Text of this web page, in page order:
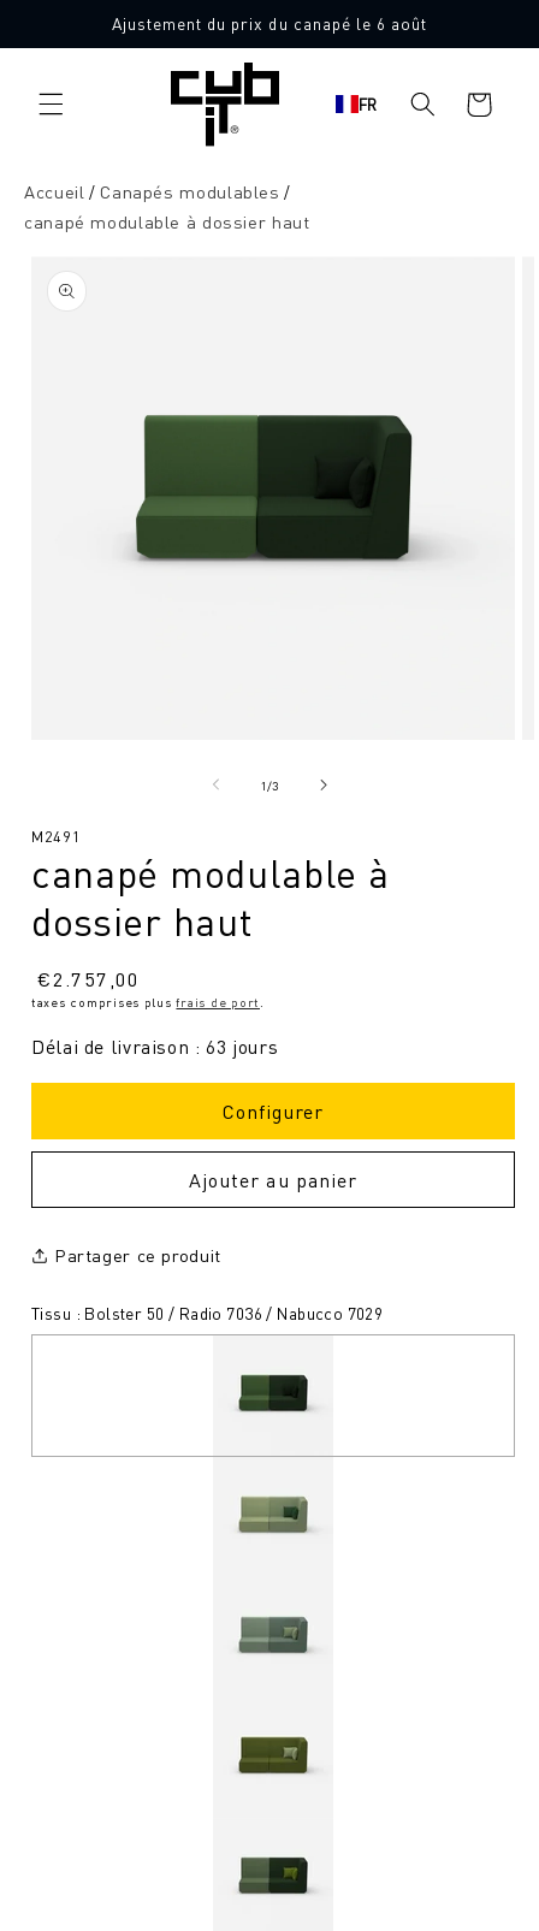
directement
au contenu
Ajustement du prix du canapé le 6 août
FR
Panier
d'achat
Accueil
Canapés modulables
canapé modulable à dossier haut
l'information
sur le
produit
modal
1/de
3
Fabriqué en Allemagne 🖤
SKU
M2491
canapé modulable à
dossier haut
Prix
normal
€2.757,00
taxes comprises plusfrais de port
Délai de livraison : 63 jours
Configurer
Ajouter au panier
Partager ce produit
Tissu : Bolster 50 / Radio 7036 / Nabucco 7029